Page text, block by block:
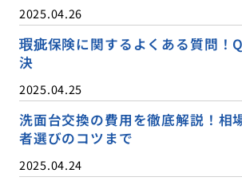
2025.04.26
瑕疵保険に関するよくある質問！
決
2025.04.25
洗面台交換の費用を徹底解説！相
者選びのコツまで
2025.04.24